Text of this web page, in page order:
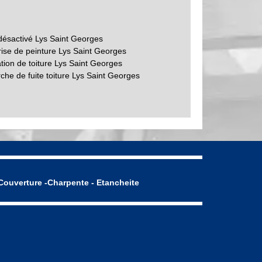
Lys Saint Georges
de peinture Lys Saint Georges
de toiture Lys Saint Georges
de fuite toiture Lys Saint Georges
-Charpente - Etancheite